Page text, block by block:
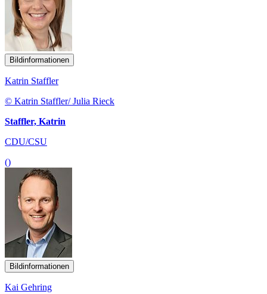
Bildinformationen
Katrin Staffler
© Katrin Staffler/ Julia Rieck
Staffler, Katrin
CDU/CSU
()
Bildinformationen
Kai Gehring